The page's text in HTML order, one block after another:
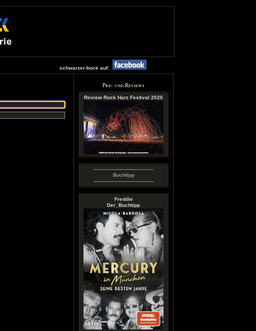
schwarzer-bock auf:
Pre- und Reviews
Review Rock Harz Festival 2026
----------------------------------------
Buchtipp
----------------------------------------
Freddie
Der_Buchtipp